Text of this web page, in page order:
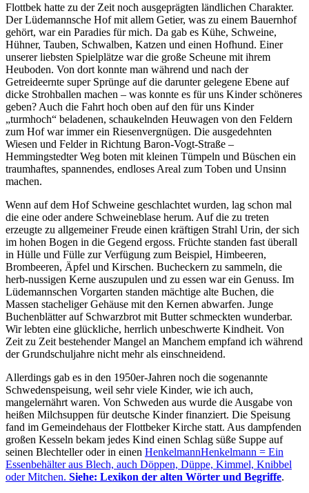
Flottbek hatte zu der Zeit noch ausgeprägten ländlichen Charakter.
Der Lüdemannsche Hof mit allem Getier, was zu einem Bauernhof
gehört, war ein Paradies für mich. Da gab es Kühe, Schweine,
Hühner, Tauben, Schwalben, Katzen und einen Hofhund. Einer
unserer liebsten Spielplätze war die große Scheune mit ihrem
Heuboden. Von dort konnte man während und nach der
Getreideernte super Sprünge auf die darunter gelegene Ebene auf
dicke Strohballen machen – was konnte es für uns Kinder schöneres
geben? Auch die Fahrt hoch oben auf den für uns Kinder
turmhoch
beladenen, schaukelnden Heuwagen von den Feldern
zum Hof war immer ein Riesenvergnügen. Die ausgedehnten
Wiesen und Felder in Richtung Baron-Vogt-Straße –
Hemmingstedter Weg boten mit kleinen Tümpeln und Büschen ein
traumhaftes, spannendes, endloses Areal zum Toben und Unsinn
machen.
Wenn auf dem Hof Schweine geschlachtet wurden, lag schon mal
die eine oder andere Schweineblase herum. Auf die zu treten
erzeugte zu allgemeiner Freude einen kräftigen Strahl Urin, der sich
im hohen Bogen in die Gegend ergoss. Früchte standen fast überall
in Hülle und Fülle zur Verfügung zum Beispiel, Himbeeren,
Brombeeren, Äpfel und Kirschen. Bucheckern zu sammeln, die
herb-nussigen Kerne auszupulen und zu essen war ein Genuss. Im
Lüdemannschen Vorgarten standen mächtige alte Buchen, die
Massen stacheliger Gehäuse mit den Kernen abwarfen. Junge
Buchenblätter auf Schwarzbrot mit Butter schmeckten wunderbar.
Wir lebten eine glückliche, herrlich unbeschwerte Kindheit. Von
Zeit zu Zeit bestehender Mangel an Manchem empfand ich während
der Grundschuljahre nicht mehr als einschneidend.
Allerdings gab es in den 1950er-Jahren noch die sogenannte
Schwedenspeisung, weil sehr viele Kinder, wie ich auch,
mangelernährt waren. Von Schweden aus wurde die Ausgabe von
heißen Milchsuppen für deutsche Kinder finanziert. Die Speisung
fand im Gemeindehaus der Flottbeker Kirche statt. Aus dampfenden
großen Kesseln bekam jedes Kind einen Schlag süße Suppe auf
seinen Blechteller oder in einen HenkelmannHenkelmann = Ein
Essenbehälter aus Blech, auch Döppen, Düppe, Kimmel, Knibbel
oder Mitchen. Siehe: Lexikon der alten Wörter und Begriffe.